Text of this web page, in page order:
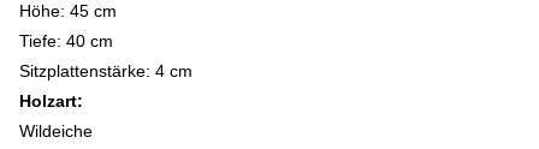
Höhe: 45 cm
Tiefe: 40 cm
Sitzplattenstärke: 4 cm
Holzart:
Wildeiche